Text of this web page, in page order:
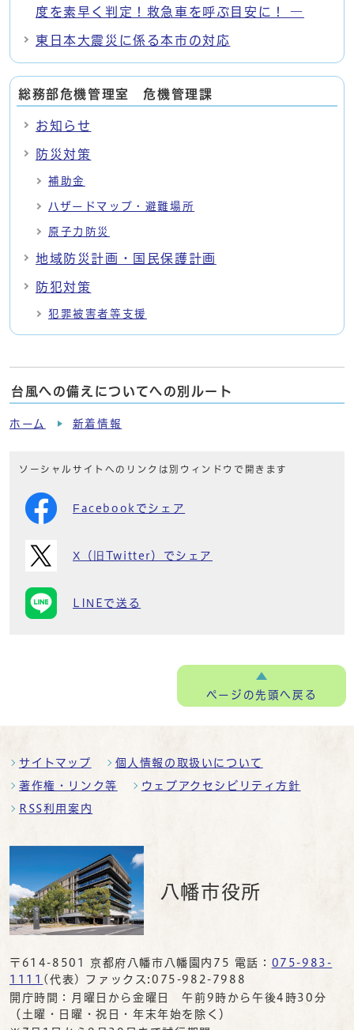
度を素早く判定！救急車を呼ぶ目安に！ ―
東日本大震災に係る本市の対応
総務部危機管理室 危機管理課
お知らせ
防災対策
補助金
ハザードマップ・避難場所
原子力防災
地域防災計画・国民保護計画
防犯対策
犯罪被害者等支援
台風への備えについてへの別ルート
ホーム 新着情報
ソーシャルサイトへのリンクは別ウィンドウで開きます
Facebookでシェア
X（旧Twitter）でシェア
LINEで送る
ページの先頭へ戻る
サイトマップ 個人情報の取扱いについて
著作権・リンク等 ウェブアクセシビリティ方針
RSS利用案内
八幡市役所
〒614-8501 京都府八幡市八幡園内75 電話： 075-983-
1111 (代表) ファックス:075-982-7988
開庁時間：月曜日から金曜日 午前9時から午後4時30分
（土曜・日曜・祝日・年末年始を除く）